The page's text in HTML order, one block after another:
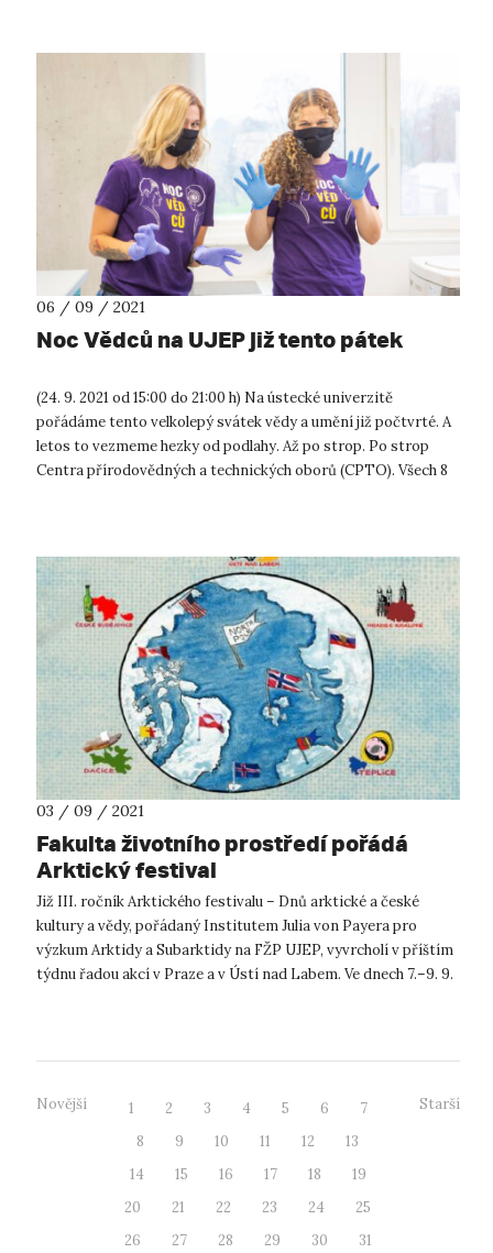
06 / 09 / 2021
Noc Vědců na UJEP již tento pátek
(24. 9. 2021 od 15:00 do 21:00 h) Na ústecké univerzitě
pořádáme tento velkolepý svátek vědy a umění již počtvrté. A
letos to vezmeme hezky od podlahy. Až po strop. Po strop
Centra přírodovědných a technických oborů (CPTO). Všech 8
03 / 09 / 2021
Fakulta životního prostředí pořádá
Arktický festival
Již III. ročník Arktického festivalu – Dnů arktické a české
kultury a vědy, pořádaný Institutem Julia von Payera pro
výzkum Arktidy a Subarktidy na FŽP UJEP, vyvrcholí v příštím
týdnu řadou akcí v Praze a v Ústí nad Labem. Ve dnech 7.–9. 9.
Novější 1 2 3 4 5 6
7
8
9 10 11 12
13
14
15 16 17 18
19
20
21 22 23 24
25
26
27 28 29 30
31
Starší